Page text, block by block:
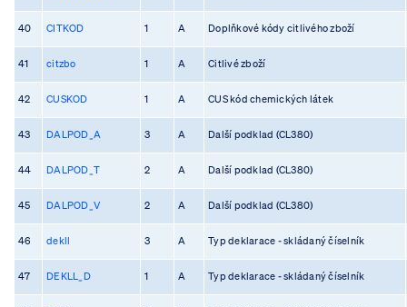
40 CITKOD 1 A Doplňkové kódy citlivého zboží
41 citzbo 1 A Citlivé zboží
42 CUSKOD 1 A CUS kód chemických látek
43 DALPOD_A 3 A Další podklad (CL380)
44 DALPOD_T 2 A Další podklad (CL380)
45 DALPOD_V 2 A Další podklad (CL380)
46 dekll 3 A Typ deklarace - skládaný číselník
47 DEKLL_D 1 A Typ deklarace - skládaný číselník